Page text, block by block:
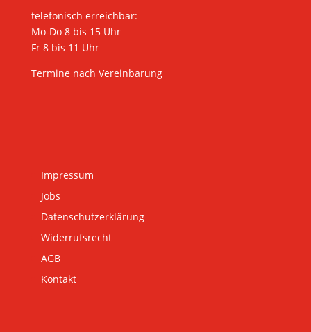
telefonisch erreichbar:
Mo-Do 8 bis 15 Uhr
Fr 8 bis 11 Uhr
Termine nach Vereinbarung
Impressum
Jobs
Datenschutzerklärung
Widerrufsrecht
AGB
Kontakt